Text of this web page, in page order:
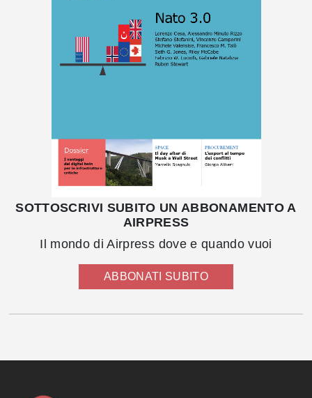
SOTTOSCRIVI SUBITO UN ABBONAMENTO A
AIRPRESS
Il mondo di Airpress dove e quando vuoi
ABBONATI SUBITO